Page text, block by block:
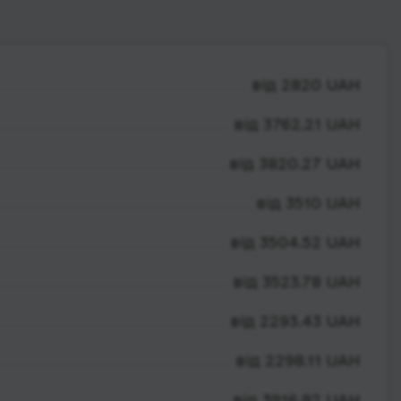
від 2820 UAH
від 3762.21 UAH
від 3820.27 UAH
від 3510 UAH
від 3504.52 UAH
від 3523.78 UAH
від 2293.43 UAH
від 2298.11 UAH